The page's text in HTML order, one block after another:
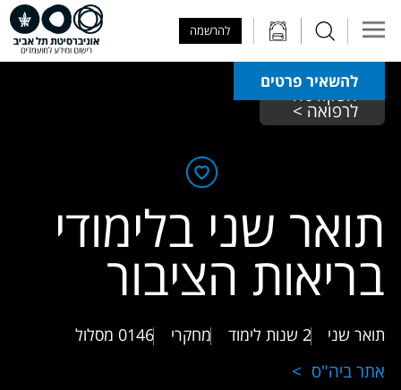
להרשמה
להשאיר פרטים
הפקולטה
לרפואה >
תואר שני בלימודי
בריאות הציבור
תואר שני 2 שנות לימוד מחקרי 0146 מסלול
אתר ביה"ס